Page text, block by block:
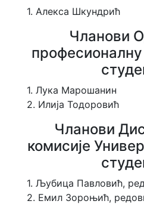
а
а
и
в
е
и
т
а
1. Алекса Шкундрић
Чланови
1. Лука Марошанин
2. Илија Тодоровић
Чланови
комисије
1. Љубица Павловић,
2. Емил Зороњић,